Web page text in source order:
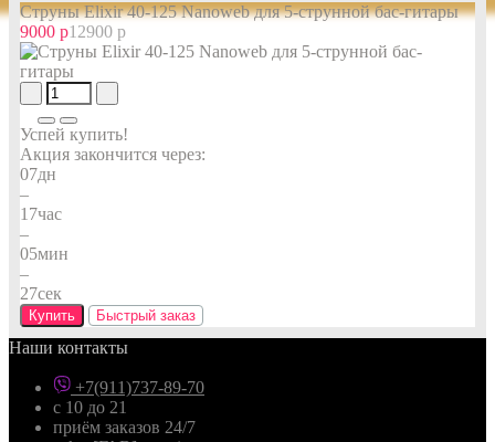
Струны Elixir 40-125 Nanoweb для 5-струнной бас-гитары
9000 р12900 р
Успей купить!
Акция закончится через:
07дн
–
17час
–
05мин
–
26сек
Купить Быстрый заказ
Наши контакты
+7(911)737-89-70
с 10 до 21
приём заказов 24/7